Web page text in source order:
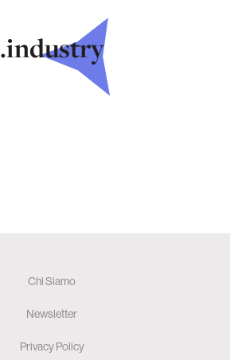
.industry
Chi Siamo
Newsletter
Privacy Policy